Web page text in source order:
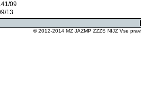
09
13
© 2012-2014 MZ JAZMP ZZZS NIJZ Vse